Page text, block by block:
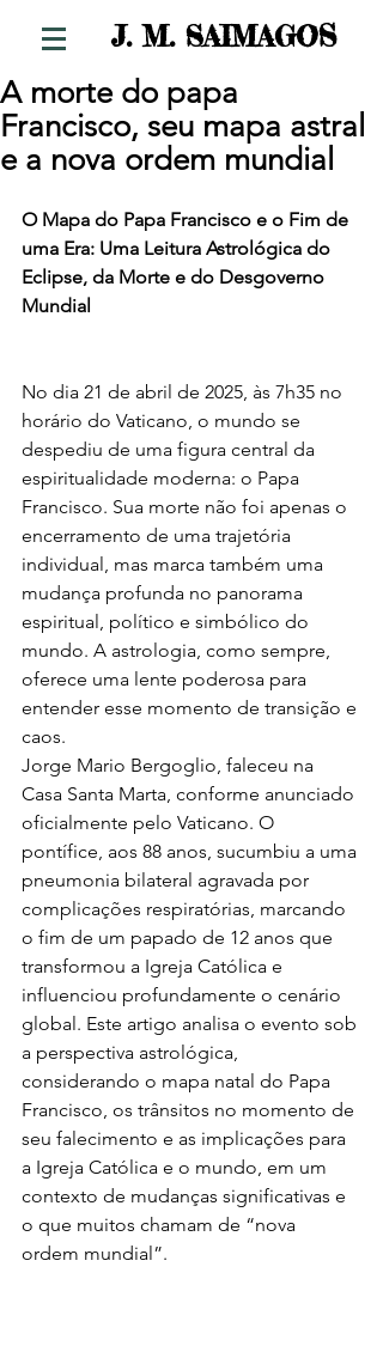
J. M. SAIMAGOS
A morte do papa
Francisco, seu mapa astral
e a nova ordem mundial
O Mapa do Papa Francisco e o Fim de
uma Era: Uma Leitura Astrológica do
Eclipse, da Morte e do Desgoverno
Mundial
No dia 21 de abril de 2025, às 7h35 no
horário do Vaticano, o mundo se
despediu de uma figura central da
espiritualidade moderna: o Papa
Francisco. Sua morte não foi apenas o
encerramento de uma trajetória
individual, mas marca também uma
mudança profunda no panorama
espiritual, político e simbólico do
mundo. A astrologia, como sempre,
oferece uma lente poderosa para
entender esse momento de transição e
caos.
Jorge Mario Bergoglio, faleceu na
Casa Santa Marta, conforme anunciado
oficialmente pelo Vaticano. O
pontífice, aos 88 anos, sucumbiu a uma
pneumonia bilateral agravada por
complicações respiratórias, marcando
o fim de um papado de 12 anos que
transformou a Igreja Católica e
influenciou profundamente o cenário
global. Este artigo analisa o evento sob
a perspectiva astrológica,
considerando o mapa natal do Papa
Francisco, os trânsitos no momento de
seu falecimento e as implicações para
a Igreja Católica e o mundo, em um
contexto de mudanças significativas e
o que muitos chamam de “nova
ordem mundial”.